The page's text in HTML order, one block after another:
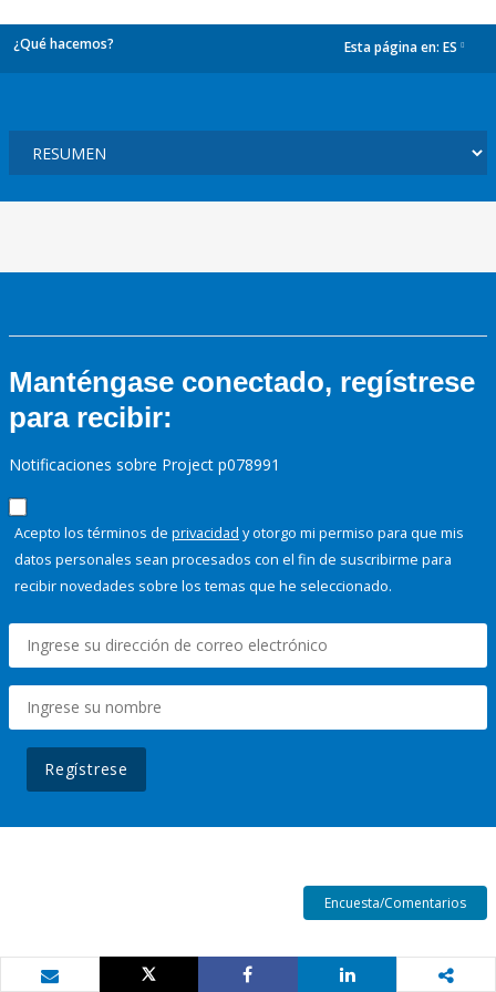
¿Qué hacemos? Esta página en: ES
Manténgase conectado, regístrese
para recibir:
Notificaciones sobre Project p078991
Acepto los términos de privacidad y otorgo mi permiso para que mis
datos personales sean procesados con el fin de suscribirme para
recibir novedades sobre los temas que he seleccionado.
Regístrese
Encuesta/Comentarios